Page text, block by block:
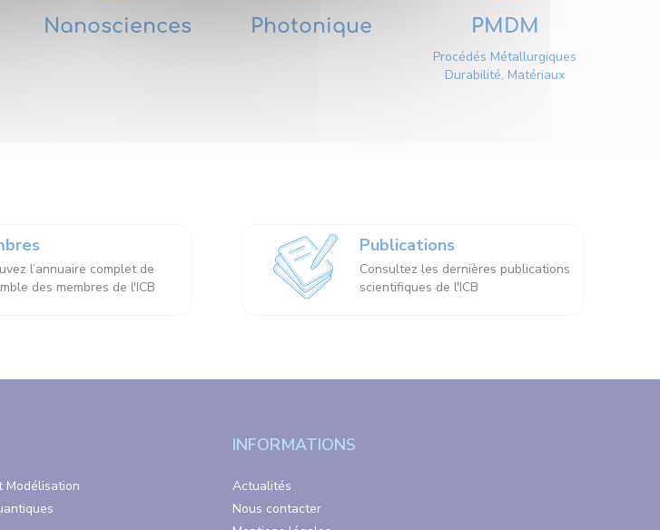
Nanosciences Photonique PMDM
Procédés Métallurgiques
Durabilité, Matériaux
l’annuaire complet de
des membres de l'ICB
Publications
Consultez les dernières publications
scientifiques de l'ICB
Modélisation
INFORMATIONS
Actualités
Nous contacter